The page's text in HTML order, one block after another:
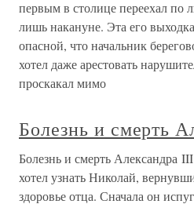
первым в столице переехал по
лишь накануне. Эта его
опасной, что начальник
хотел даже арестовать
проскакал мимо
Болезнь и смерть
Болезнь и смерть Александра
хотел узнать Николай,
здоровье отца. Сначала он